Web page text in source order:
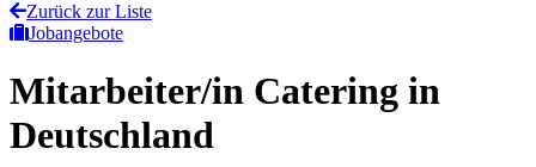
Zurück zur Liste
Jobangebote
Mitarbeiter/in Catering in
Deutschland